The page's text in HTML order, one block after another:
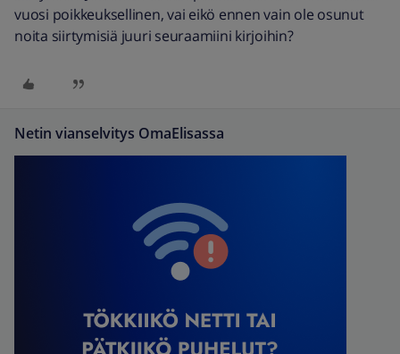
vuosi poikkeuksellinen, vai eikö ennen vain ole osunut
noita siirtymisiä juuri seuraamiini kirjoihin?
Netin vianselvitys OmaElisassa